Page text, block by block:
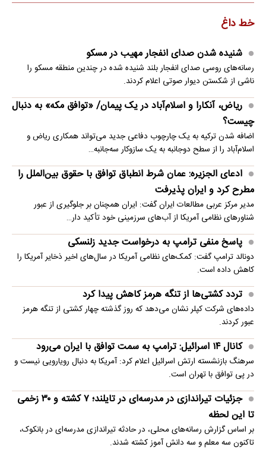
خط داغ
شنیده شدن صدای انفجار مهیب در مسکو
رسانه‌های روسی صدای انفجار بلند شنیده شده در چندین منطقه مسکو را
ناشی از شکستن دیوار صوتی اعلام کردند.
ریاض، آنکارا و اسلام‌آباد در یک پیمان/ «توافق مکه» به دنبال
چیست؟
اضافه شدن ترکیه به یک چارچوب دفاعی جدید می‌تواند همکاری ریاض و
اسلام‌آباد را از سطح دوجانبه به یک سازوکار سه‌جانبه…
ادعای الجزیره: عمان شرط انطباق توافق با حقوق بین‌الملل را
مطرح کرد و ایران پذیرفت
مدیر مرکز عربی مطالعات ایران گفت: ایران همچنان بر جلوگیری از عبور
شناورهای نظامی آمریکا از آب‌های سرزمینی خود تأکید دار…
پاسخ منفی ترامپ به درخواست جدید زلنسکی
دونالد ترامپ گفت: کمک‌های نظامی آمریکا در سال‌های اخیر ذخایر آمریکا را
کاهش داده است.
تردد کشتی‌ها از تنگه هرمز کاهش پیدا کرد
داده‌های شرکت کپلر نشان می‌دهد که روز گذشته چهار کشتی از تنگه هرمز
عبور کردند.
کانال ۱۴ اسرائیل: ترامپ به سمت توافق با ایران می‌رود
سرهنگ بازنشسته ارتش اسرائیل اعلام کرد: آمریکا به دنبال رویارویی نیست و
در پی توافق با تهران است.
جزئیات تیراندازی در مدرسه‌ای در تایلند؛ ۷ کشته و ۳۰ زخمی
تا این لحظه
بر اساس گزارش رسانه‌های محلی، در حادثه تیراندازی مدرسه‌ای در بانکوک،
تاکنون سه معلم و سه دانش آموز کشته شدند.